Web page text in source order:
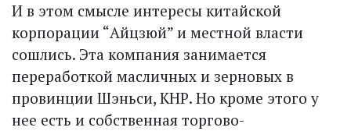
И в этом смысле интересы китайской
корпорации “Айцзюй” и местной власти
сошлись. Эта компания занимается
переработкой масличных и зерновых в
провинции Шэньси, КНР. Но кроме этого у
нее есть и собственная торгово-